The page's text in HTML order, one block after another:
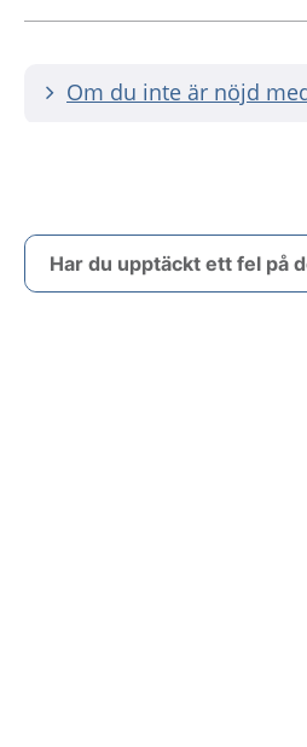
Om du inte är nöjd
Har du upptäckt ett fel på